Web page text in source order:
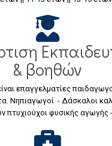
& βοηθών
επαγγελματίες
Νηπιαγωγοί - Δάσκαλοι
πτυχιούχοι φυσικής αγωγής